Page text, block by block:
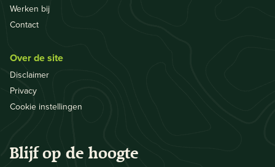
Werken bij
Contact
Over de site
Disclaimer
Privacy
Cookie instellingen
Blijf op de hoogte